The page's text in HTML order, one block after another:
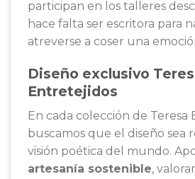
participan en los talleres
hace falta ser escritora para
atreverse a coser una
Diseño exclusivo
Entretejidos
En cada colección de Teresa
buscamos que el diseño sea
visión poética del mundo.
artesanía sostenible,